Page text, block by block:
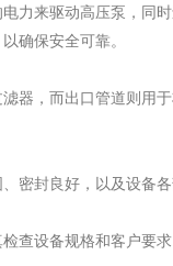
力来驱动高压泵，同
确保安全可靠。
器，而出口管道则用
封良好，以及设备各
查设备规格和客户要求